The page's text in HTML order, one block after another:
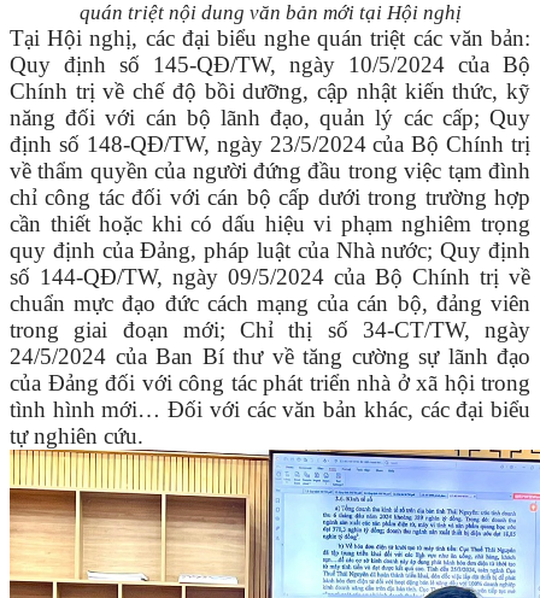
quán triệt nội dung văn bản mới tại Hội nghị
Tại Hội nghị, các đại biểu nghe quán triệt các văn bản:
Quy định số 145-QĐ/TW, ngày 10/5/2024 của Bộ
Chính trị về chế độ bồi dưỡng, cập nhật kiến thức, kỹ
năng đối với cán bộ lãnh đạo, quản lý các cấp; Quy
định số 148-QĐ/TW, ngày 23/5/2024 của Bộ Chính trị
về thẩm quyền của người đứng đầu trong việc tạm đình
chỉ công tác đối với cán bộ cấp dưới trong trường hợp
cần thiết hoặc khi có dấu hiệu vi phạm nghiêm trọng
quy định của Đảng, pháp luật của Nhà nước; Quy định
số 144-QĐ/TW, ngày 09/5/2024 của Bộ Chính trị về
chuẩn mực đạo đức cách mạng của cán bộ, đảng viên
trong giai đoạn mới; Chỉ thị số 34-CT/TW, ngày
24/5/2024 của Ban Bí thư về tăng cường sự lãnh đạo
của Đảng đối với công tác phát triển nhà ở xã hội trong
tình hình mới… Đối với các văn bản khác, các đại biểu
tự nghiên cứu.